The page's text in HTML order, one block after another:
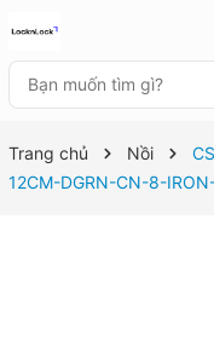
Trang chủ Nồi
12CM-DGRN-CN-8-